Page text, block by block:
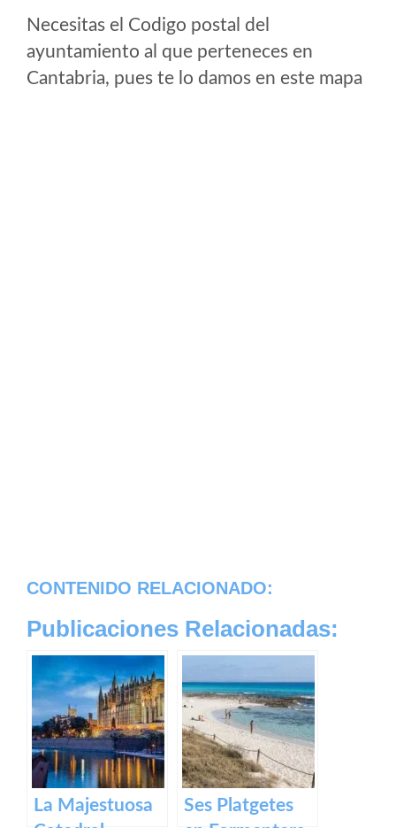
Necesitas el Codigo postal del
ayuntamiento al que perteneces en
Cantabria, pues te lo damos en este mapa
CONTENIDO RELACIONADO:
Publicaciones Relacionadas:
La Majestuosa
Ses Platgetes